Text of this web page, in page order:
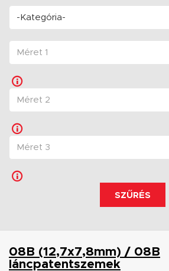
-Kategória-
SZŰRÉS
08B (12,7x7,8mm) / 08B
láncpatentszemek